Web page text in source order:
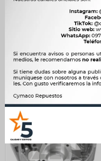
TAPA ALTERNADOR - TAPA
ALTERNADOR DEL.FORD
CARGO 1218-3223 ZEN
$1.867